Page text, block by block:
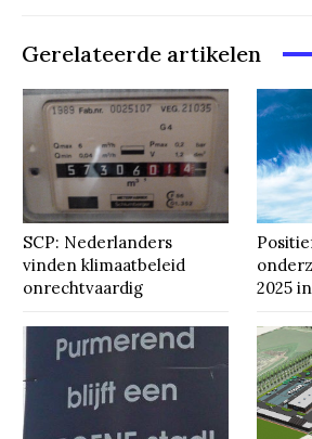
Gerelateerde artikelen
SCP: Nederlanders
vinden klimaatbeleid
onrechtvaardig
2025